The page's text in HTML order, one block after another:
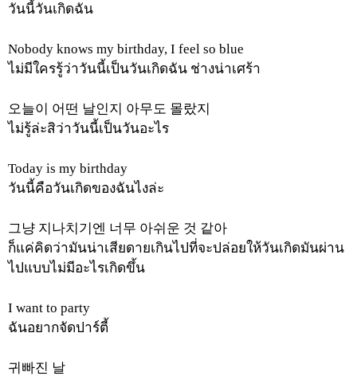
วันนี้วันเกิดฉัน
Nobody knows my birthday, I feel so blue
ไม่มีใครรู้ว่าวันนี้เป็นวันเกิดฉัน ช่างน่าเศร้า
오늘이 어떤 날인지 아무도 몰랐지
ไม่รู้ล่ะสิว่าวันนี้เป็นวันอะไร
Today is my birthday
วันนี้คือวันเกิดของฉันไงล่ะ
그냥 지나치기엔 너무 아쉬운 것 같아
ก็แค่คิดว่ามันน่าเสียดายเกินไปที่จะปล่อยให้วันเกิดมันผ่าน
ไปแบบไม่มีอะไรเกิดขึ้น
I want to party
ฉันอยากจัดปาร์ตี้
귀빠진 날